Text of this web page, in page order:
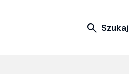
Szukaj